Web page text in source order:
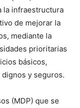
la infraestructura
de mejorar la
mediante la
prioritarias
básicos,
y seguros.
(MDP) que se